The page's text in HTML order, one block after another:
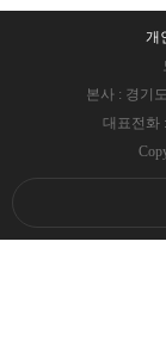
개
본사 : 경기
대표전화